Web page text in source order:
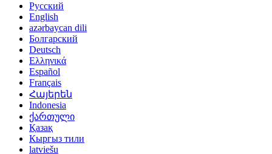
Русский
English
azərbaycan dili
Болгарский
Deutsch
Ελληνικά
Español
Français
Հայերեն
Indonesia
ქართული
Қазақ
Кыргыз тили
latviešu